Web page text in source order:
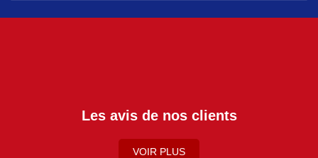
Les avis de nos clients
VOIR PLUS